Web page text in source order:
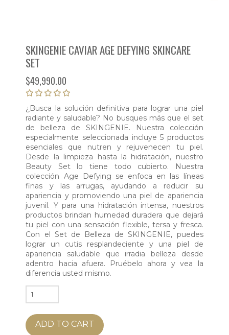
SKINGENIE CAVIAR AGE DEFYING SKINCARE
SET
$49,990.00
¿Busca la solución definitiva para lograr una piel
radiante y saludable? No busques más que el set
de belleza de SKINGENIE. Nuestra colección
especialmente seleccionada incluye 5 productos
esenciales que nutren y rejuvenecen tu piel.
Desde la limpieza hasta la hidratación, nuestro
Beauty Set lo tiene todo cubierto. Nuestra
colección Age Defying se enfoca en las líneas
finas y las arrugas, ayudando a reducir su
apariencia y promoviendo una piel de apariencia
juvenil. Y para una hidratación intensa, nuestros
productos brindan humedad duradera que dejará
tu piel con una sensación flexible, tersa y fresca.
Con el Set de Belleza de SKINGENIE, puedes
lograr un cutis resplandeciente y una piel de
apariencia saludable que irradia belleza desde
adentro hacia afuera. Pruébelo ahora y vea la
diferencia usted mismo.
SKINGENIE
CAVIAR
AGE
DEFYING
ADD TO CART